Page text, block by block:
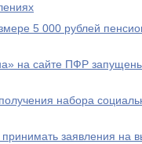
5 000 рублей
на сайте ПФР
набора
заявления на